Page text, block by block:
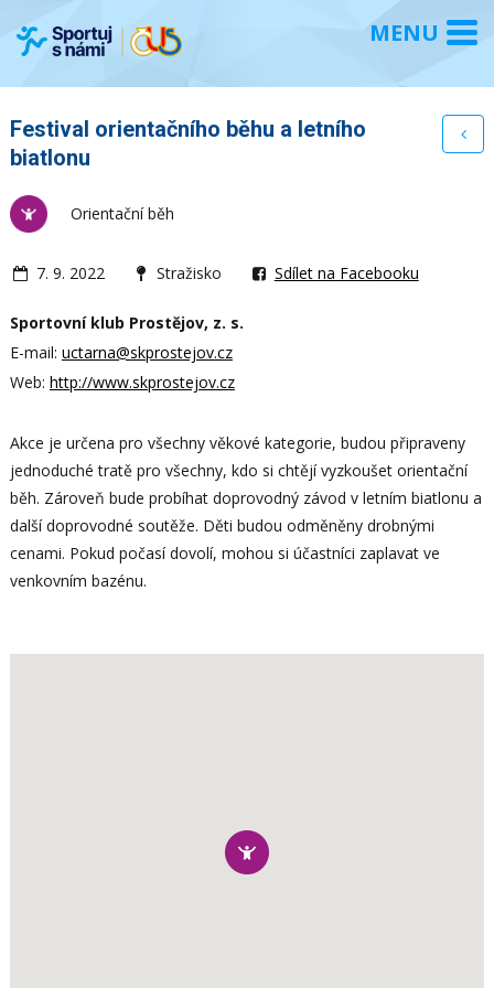
Festival orientačního běhu a letního
biatlonu
Orientační běh
7. 9. 2022 Stražisko Sdílet na Facebooku
Sportovní klub Prostějov, z. s.
E-mail: uctarna@skprostejov.cz
Web: http://www.skprostejov.cz
Akce je určena pro všechny věkové kategorie, budou připraveny
jednoduché tratě pro všechny, kdo si chtějí vyzkoušet orientační
běh. Zároveň bude probíhat doprovodný závod v letním biatlonu a
další doprovodné soutěže. Děti budou odměněny drobnými
cenami. Pokud počasí dovolí, mohou si účastníci zaplavat ve
venkovním bazénu.